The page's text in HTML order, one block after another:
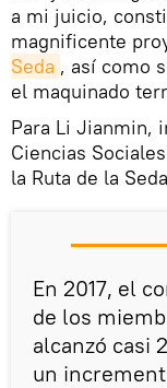
a mi juicio,
magnificente
Seda , así como
el maquinado
Para Li Jianmin,
Ciencias
la Ruta de la
En 2017, el
de los
alcanzó casi
un